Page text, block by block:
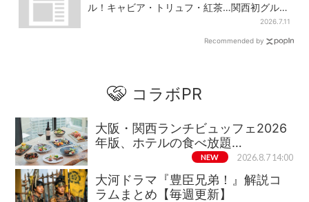
ル！キャビア・トリュフ・紅茶…関西初グルメ
2026.7.11
Recommended by
コラボPR
大阪・関西ランチビュッフェ2026
年版、ホテルの食べ放題…
NEW 2026.8.7 14:00
大河ドラマ『豊臣兄弟！』解説コ
ラムまとめ【毎週更新】